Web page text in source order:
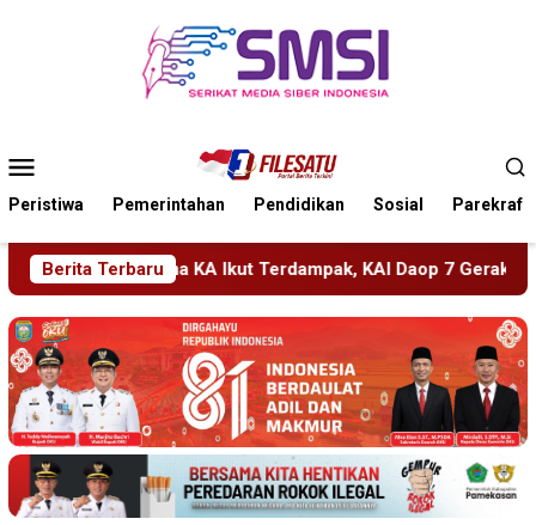
Mobile
Peristiwa Pemerintahan Pendidikan Sosial Parekraf
Berita Terbaru
KAI Daop 7 Gerak Cepat Pulihkan Layanan PMR